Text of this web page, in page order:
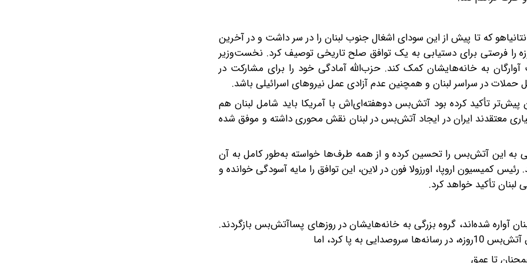
که تا پیش از این سودای اشغال جنوب لبنان را در سر داشت و در آخرین
شدید خود صدها نفر را در لبنان کشت، آتش‌بس 10روزه را فرصتی برای دستیابی به یک توافق صلح تاریخی توصیف کرد. نخست‌وزیر
آوارگان به خانه‌هایشان کمک کند. حزب‌الله آمادگی خود را برای مشارکت در
حملات در سراسر لبنان و همچنین عدم آزادی عمل نیروهای اسرائیلی باشد.
تأکید کرده بود آتش‌بس دوهفته‌ای‌اش با آمریکا باید شامل لبنان هم
معتقدند ایران در ایجاد آتش‌بس در لبنان نقش محوری داشته و موفق شده
به این آتش‌بس را تحسین کرده و از همه طرف‌ها خواسته به‌طور کامل به آن
رئیس کمیسیون اروپا، اورزولا فون در لاین، این توافق را مایه آسودگی خوانده و
تأکید خواهد کرد.
نفری که از جنوب لبنان آواره شده‌اند، گروه بزرگی به خانه‌هایشان در روزهای پساآتش‌بس بازگردند.
به پا کرد، اما
تا عمق